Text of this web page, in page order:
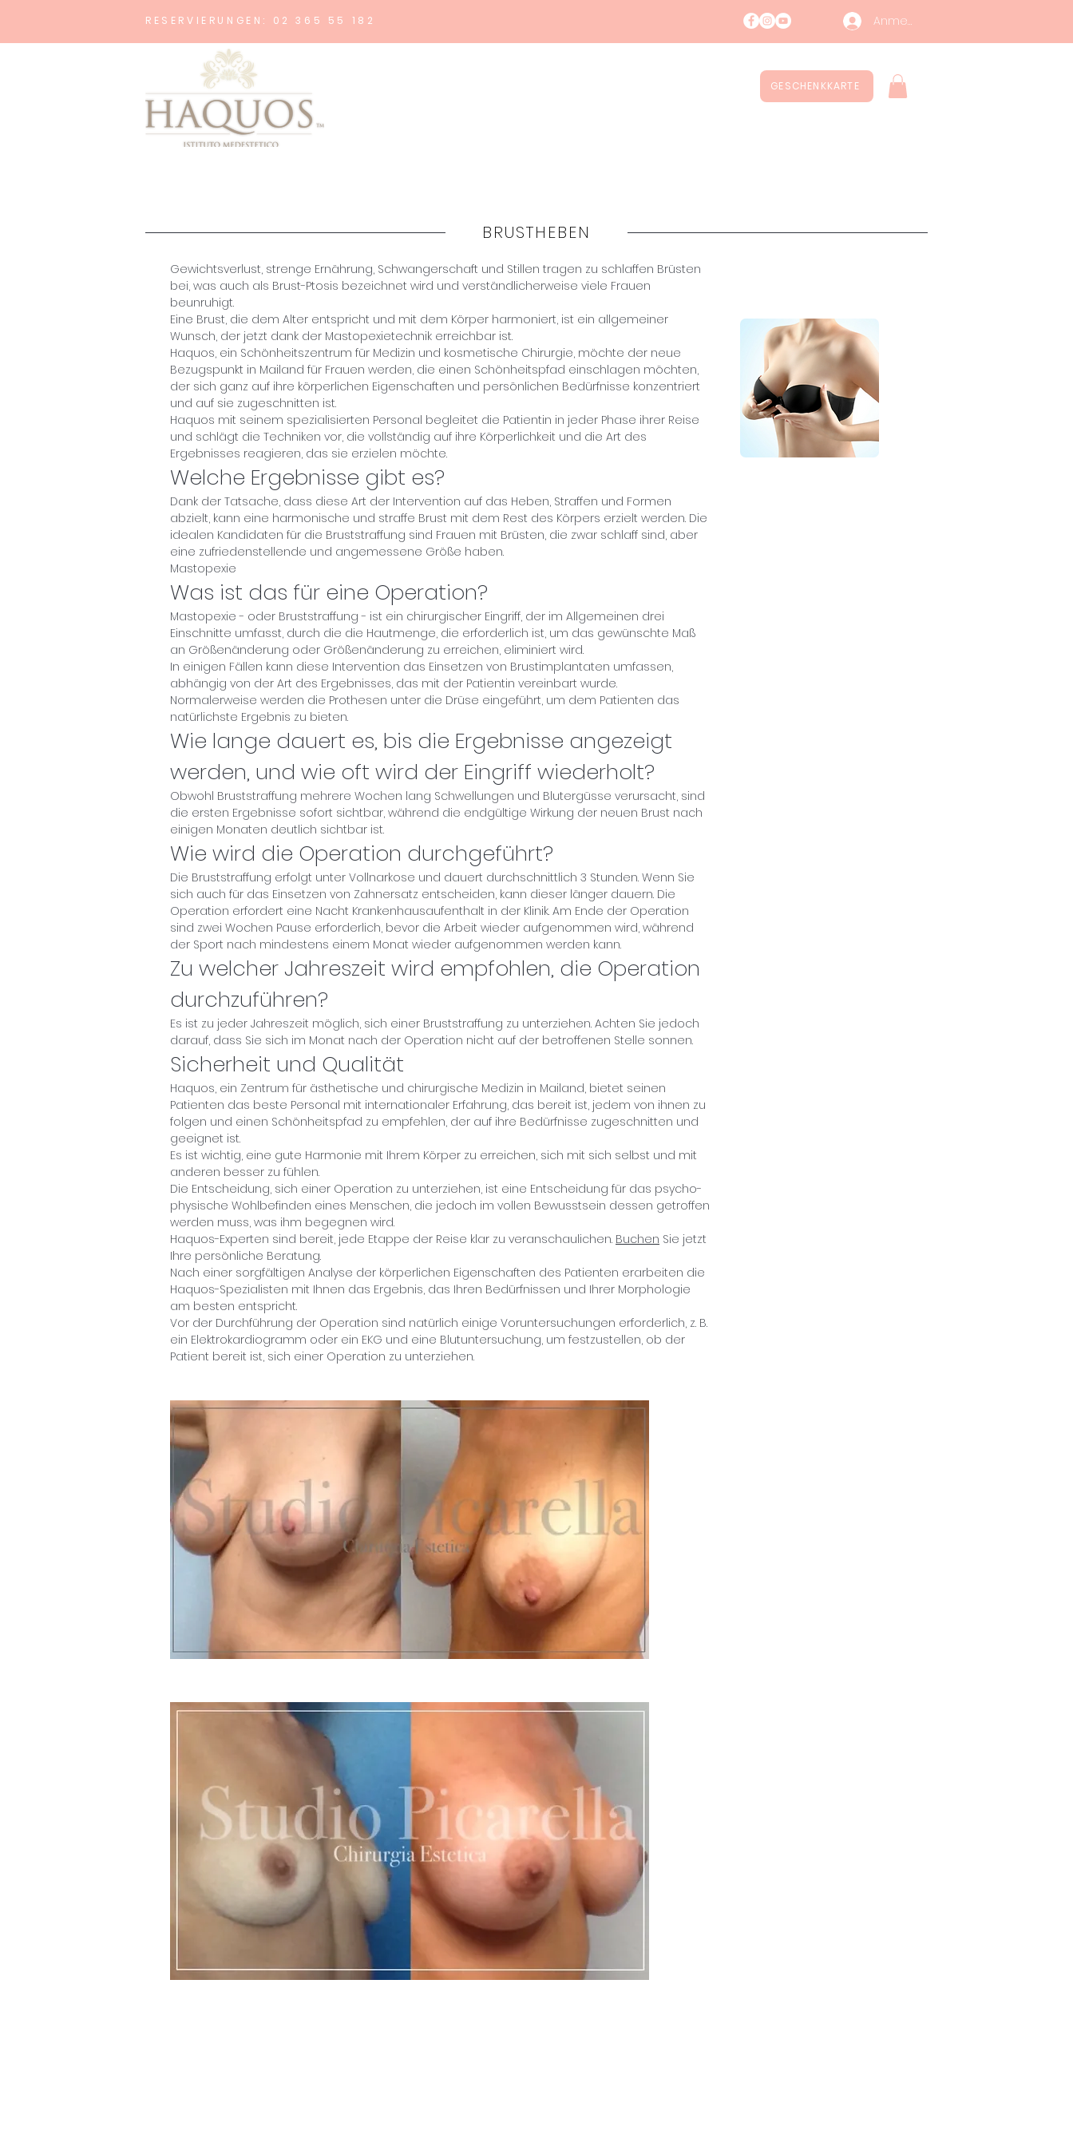
RESERVIERUNGEN: 02 365 55 182 Anmelden
GESCHENKKARTE
BRUSTHEBEN
Gewichtsverlust, strenge Ernährung, Schwangerschaft und Stillen tragen zu schlaffen Brüsten
bei, was auch als Brust-Ptosis bezeichnet wird und verständlicherweise viele Frauen
beunruhigt.
Eine Brust, die dem Alter entspricht und mit dem Körper harmoniert, ist ein allgemeiner
Wunsch, der jetzt dank der Mastopexietechnik erreichbar ist.
Haquos, ein Schönheitszentrum für Medizin und kosmetische Chirurgie, möchte der neue
Bezugspunkt in Mailand für Frauen werden, die einen Schönheitspfad einschlagen möchten,
der sich ganz auf ihre körperlichen Eigenschaften und persönlichen Bedürfnisse konzentriert
und auf sie zugeschnitten ist.
Haquos mit seinem spezialisierten Personal begleitet die Patientin in jeder Phase ihrer Reise
und schlägt die Techniken vor, die vollständig auf ihre Körperlichkeit und die Art des
Ergebnisses reagieren, das sie erzielen möchte.
Welche Ergebnisse gibt es?
Dank der Tatsache, dass diese Art der Intervention auf das Heben, Straffen und Formen
abzielt, kann eine harmonische und straffe Brust mit dem Rest des Körpers erzielt werden. Die
idealen Kandidaten für die Bruststraffung sind Frauen mit Brüsten, die zwar schlaff sind, aber
eine zufriedenstellende und angemessene Größe haben.
Mastopexie
Was ist das für eine Operation?
Mastopexie - oder Bruststraffung - ist ein chirurgischer Eingriff, der im Allgemeinen drei
Einschnitte umfasst, durch die die Hautmenge, die erforderlich ist, um das gewünschte Maß
an Größenänderung oder Größenänderung zu erreichen, eliminiert wird.
In einigen Fällen kann diese Intervention das Einsetzen von Brustimplantaten umfassen,
abhängig von der Art des Ergebnisses, das mit der Patientin vereinbart wurde.
Normalerweise werden die Prothesen unter die Drüse eingeführt, um dem Patienten das
natürlichste Ergebnis zu bieten.
Wie lange dauert es, bis die Ergebnisse angezeigt
werden, und wie oft wird der Eingriff wiederholt?
Obwohl Bruststraffung mehrere Wochen lang Schwellungen und Blutergüsse verursacht, sind
die ersten Ergebnisse sofort sichtbar, während die endgültige Wirkung der neuen Brust nach
einigen Monaten deutlich sichtbar ist.
Wie wird die Operation durchgeführt?
Die Bruststraffung erfolgt unter Vollnarkose und dauert durchschnittlich 3 Stunden. Wenn Sie
sich auch für das Einsetzen von Zahnersatz entscheiden, kann dieser länger dauern. Die
Operation erfordert eine Nacht Krankenhausaufenthalt in der Klinik. Am Ende der Operation
sind zwei Wochen Pause erforderlich, bevor die Arbeit wieder aufgenommen wird, während
der Sport nach mindestens einem Monat wieder aufgenommen werden kann.
Zu welcher Jahreszeit wird empfohlen, die Operation
durchzuführen?
Es ist zu jeder Jahreszeit möglich, sich einer Bruststraffung zu unterziehen. Achten Sie jedoch
darauf, dass Sie sich im Monat nach der Operation nicht auf der betroffenen Stelle sonnen.
Sicherheit und Qualität
Haquos, ein Zentrum für ästhetische und chirurgische Medizin in Mailand, bietet seinen
Patienten das beste Personal mit internationaler Erfahrung, das bereit ist, jedem von ihnen zu
folgen und einen Schönheitspfad zu empfehlen, der auf ihre Bedürfnisse zugeschnitten und
geeignet ist.
Es ist wichtig, eine gute Harmonie mit Ihrem Körper zu erreichen, sich mit sich selbst und mit
anderen besser zu fühlen.
Die Entscheidung, sich einer Operation zu unterziehen, ist eine Entscheidung für das psycho-
physische Wohlbefinden eines Menschen, die jedoch im vollen Bewusstsein dessen getroffen
werden muss, was ihm begegnen wird.
Haquos-Experten sind bereit, jede Etappe der Reise klar zu veranschaulichen. Buchen Sie jetzt
Ihre persönliche Beratung.
Nach einer sorgfältigen Analyse der körperlichen Eigenschaften des Patienten erarbeiten die
Haquos-Spezialisten mit Ihnen das Ergebnis, das Ihren Bedürfnissen und Ihrer Morphologie
am besten entspricht.
Vor der Durchführung der Operation sind natürlich einige Voruntersuchungen erforderlich, z. B.
ein Elektrokardiogramm oder ein EKG und eine Blutuntersuchung, um festzustellen, ob der
Patient bereit ist, sich einer Operation zu unterziehen.